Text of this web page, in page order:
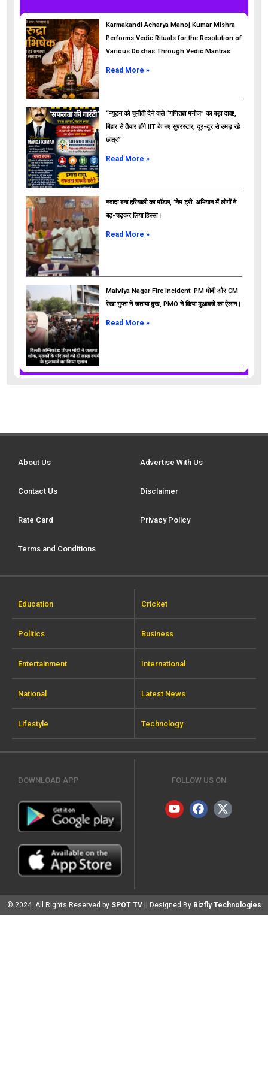
ads
Karmakandi Acharya Manoj Kumar Mishra
Performs Vedic Rituals for the Resolution of
Various Doshas Through Vedic Mantras
Read More »
“न्यूटन को चुनौती देने वाले “गणितज्ञ मनोज” का बड़ा दावा!,
बिहार से तैयार होंगे IIT के नए सुपरस्टार, दूर-दूर से उमड़ रहे
छात्र”
Read More »
नवादा बना हरियाली का मॉडल, ‘नेम ट्री’ अभियान में लोगों ने
बढ़-चढ़कर लिया हिस्सा।
Read More »
Malviya Nagar Fire Incident: PM मोदी और CM
रेखा गुप्ता ने जताया दुख, PMO ने किया मुआवजे का ऐलान।
Read More »
About Us Advertise With Us
Contact Us Disclaimer
Rate Card Privacy Policy
Terms and Conditions
Education Cricket
Politics Business
Entertainment International
National Latest News
Lifestyle Technology
DOWNLOAD APP FOLLOW US ON
© 2024. All Rights Reserved by SPOT TV || Designed By Bizfly Technologies